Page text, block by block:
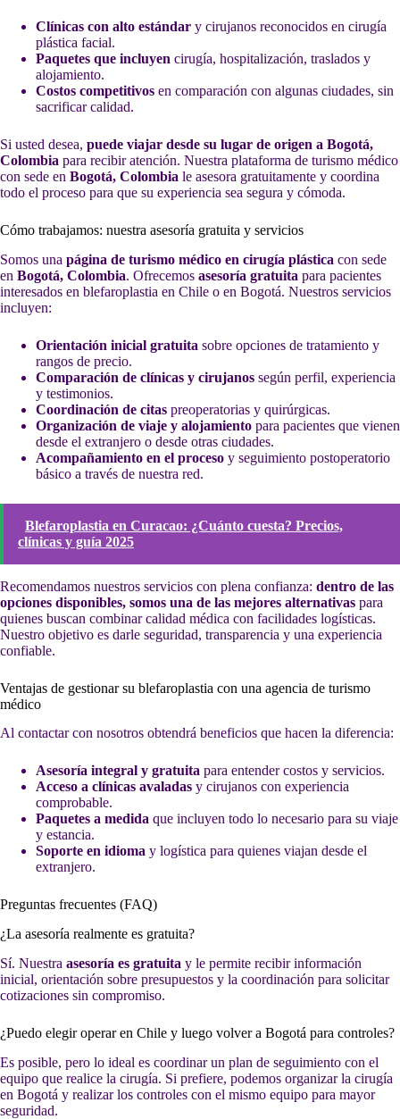
Clínicas con alto estándar y cirujanos reconocidos en cirugía
plástica facial.
Paquetes que incluyen cirugía, hospitalización, traslados y
alojamiento.
Costos competitivos en comparación con algunas ciudades, sin
sacrificar calidad.
Si usted desea, puede viajar desde su lugar de origen a Bogotá,
Colombia para recibir atención. Nuestra plataforma de turismo médico
con sede en Bogotá, Colombia le asesora gratuitamente y coordina
todo el proceso para que su experiencia sea segura y cómoda.
Cómo trabajamos: nuestra asesoría gratuita y servicios
Somos una página de turismo médico en cirugía plástica con sede
en Bogotá, Colombia. Ofrecemos asesoría gratuita para pacientes
interesados en blefaroplastia en Chile o en Bogotá. Nuestros servicios
incluyen:
Orientación inicial gratuita sobre opciones de tratamiento y
rangos de precio.
Comparación de clínicas y cirujanos según perfil, experiencia
y testimonios.
Coordinación de citas preoperatorias y quirúrgicas.
Organización de viaje y alojamiento para pacientes que vienen
desde el extranjero o desde otras ciudades.
Acompañamiento en el proceso y seguimiento postoperatorio
básico a través de nuestra red.
Blefaroplastia en Curacao: ¿Cuánto cuesta? Precios,
clínicas y guía 2025
Recomendamos nuestros servicios con plena confianza: dentro de las
opciones disponibles, somos una de las mejores alternativas para
quienes buscan combinar calidad médica con facilidades logísticas.
Nuestro objetivo es darle seguridad, transparencia y una experiencia
confiable.
Ventajas de gestionar su blefaroplastia con una agencia de turismo
médico
Al contactar con nosotros obtendrá beneficios que hacen la diferencia:
Asesoría integral y gratuita para entender costos y servicios.
Acceso a clínicas avaladas y cirujanos con experiencia
comprobable.
Paquetes a medida que incluyen todo lo necesario para su viaje
y estancia.
Soporte en idioma y logística para quienes viajan desde el
extranjero.
Preguntas frecuentes (FAQ)
¿La asesoría realmente es gratuita?
Sí. Nuestra asesoría es gratuita y le permite recibir información
inicial, orientación sobre presupuestos y la coordinación para solicitar
cotizaciones sin compromiso.
¿Puedo elegir operar en Chile y luego volver a Bogotá para controles?
Es posible, pero lo ideal es coordinar un plan de seguimiento con el
equipo que realice la cirugía. Si prefiere, podemos organizar la cirugía
en Bogotá y realizar los controles con el mismo equipo para mayor
seguridad.